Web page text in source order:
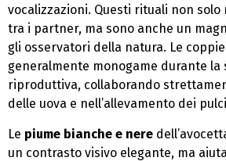
vocalizzazioni. Questi rituali non
tra i partner, ma sono anche un
gli osservatori della natura. Le
generalmente monogame durante la
riproduttiva, collaborando
delle uova e nell’allevamento dei
Le piume bianche e nere
un contrasto visivo elegante, ma